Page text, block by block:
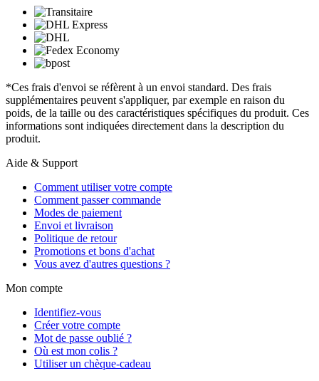
*Ces frais d'envoi se réfèrent à un envoi standard. Des frais
supplémentaires peuvent s'appliquer, par exemple en raison du
poids, de la taille ou des caractéristiques spécifiques du produit. Ces
informations sont indiquées directement dans la description du
produit.
Aide & Support
Comment utiliser votre compte
Comment passer commande
Modes de paiement
Envoi et livraison
Politique de retour
Promotions et bons d'achat
Vous avez d'autres questions ?
Mon compte
Identifiez-vous
Créer votre compte
Mot de passe oublié ?
Où est mon colis ?
Utiliser un chèque-cadeau